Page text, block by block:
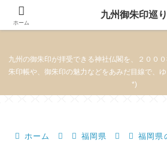
九州御朱印巡り
九州の御朱印が拝受できる神社仏閣を、２００
朱印帳や、御朱印の魅力などをあみだ目線で、
*)
ホーム 福岡県 福岡県
ホーム
九州御朱印巡り